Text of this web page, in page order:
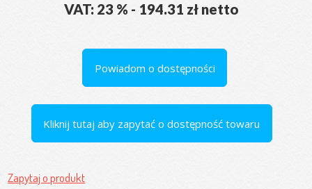
VAT: 23 % - 194.31 zł netto
Powiadom o dostępności
Kliknij tutaj aby zapytać o dostępność towaru
Zapytaj o produkt